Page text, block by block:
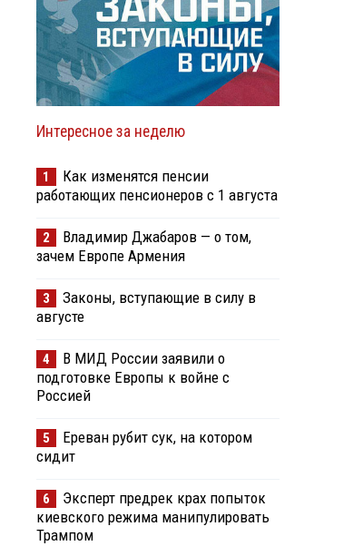
Интересное за неделю
1
Как изменятся пенсии
работающих пенсионеров с 1 августа
2
Владимир Джабаров — о том,
зачем Европе Армения
3
Законы, вступающие в силу в
августе
4
В МИД России заявили о
подготовке Европы к войне с
Россией
5
Ереван рубит сук, на котором
сидит
6
Эксперт предрек крах попыток
киевского режима манипулировать
Трампом